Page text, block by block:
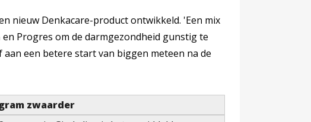
nieuw Denkacare-product ontwikkeld. 'Een mix
Progres om de darmgezondheid gunstig te
een betere start van biggen meteen na de
zwaarder